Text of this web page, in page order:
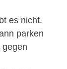
es nicht.
parken